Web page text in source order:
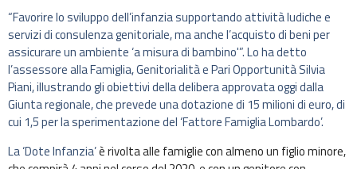
“Favorire lo sviluppo dell’infanzia supportando attività ludiche e
servizi di consulenza genitoriale, ma anche l’acquisto di beni per
assicurare un ambiente ‘a misura di bambino'”. Lo ha detto
l’assessore alla Famiglia, Genitorialità e Pari Opportunità Silvia
Piani, illustrando gli obiettivi della delibera approvata oggi dalla
Giunta regionale, che prevede una dotazione di 15 milioni di euro, di
cui 1,5 per la sperimentazione del ‘Fattore Famiglia Lombardo’.
La ‘Dote Infanzia’è rivolta alle famiglie con almeno un figlio minore,